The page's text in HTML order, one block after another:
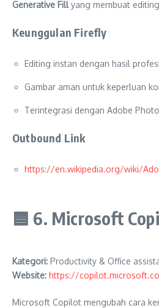
Generative Fillyang membuat
Keunggulan Firefly
Editing instan dengan hasil
Gambar aman untuk keperluan
Terintegrasi dengan Adobe
Outbound Link
https://en.wikipedia.org/wiki/
🟦 6. Microsoft
Kategori: Productivity & Office
Website: https://
Microsoft Copilot mengubah cara